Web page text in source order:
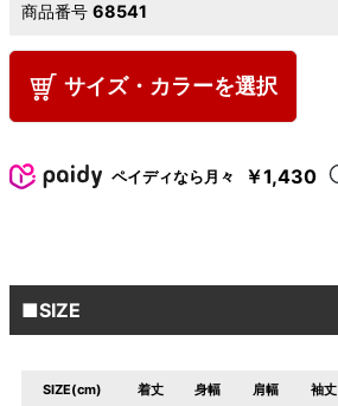
商品番号 68541
サイズ・カラーを選択
ペイディなら月々 ￥1,430
■SIZE
SIZE(cm) 着丈 身幅 肩幅 袖丈